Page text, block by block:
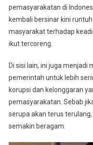
pemasyarakatan di
kembali bersinar kini
masyarakat terhadap
ikut tercoreng.
Di sisi lain, ini juga menjadi
pemerintah untuk lebih
korupsi dan kelonggaran
pemasyarakatan. Sebab
serupa akan terus
semakin beragam.